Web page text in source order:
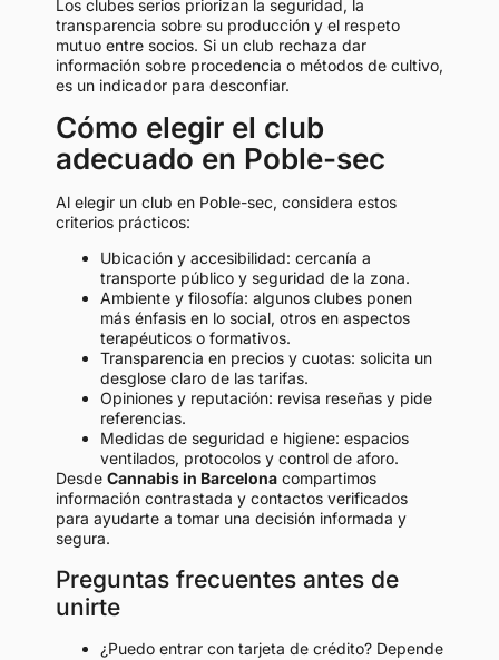
Los clubes serios priorizan la seguridad, la
transparencia sobre su producción y el respeto
mutuo entre socios. Si un club rechaza dar
información sobre procedencia o métodos de cultivo,
es un indicador para desconfiar.
Cómo elegir el club
adecuado en Poble-sec
Al elegir un club en Poble-sec, considera estos
criterios prácticos:
Ubicación y accesibilidad: cercanía a
transporte público y seguridad de la zona.
Ambiente y filosofía: algunos clubes ponen
más énfasis en lo social, otros en aspectos
terapéuticos o formativos.
Transparencia en precios y cuotas: solicita un
desglose claro de las tarifas.
Opiniones y reputación: revisa reseñas y pide
referencias.
Medidas de seguridad e higiene: espacios
ventilados, protocolos y control de aforo.
Desde Cannabis in Barcelona compartimos
información contrastada y contactos verificados
para ayudarte a tomar una decisión informada y
segura.
Preguntas frecuentes antes de
unirte
¿Puedo entrar con tarjeta de crédito? Depende